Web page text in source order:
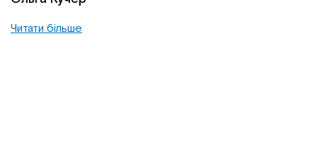
Читати більше